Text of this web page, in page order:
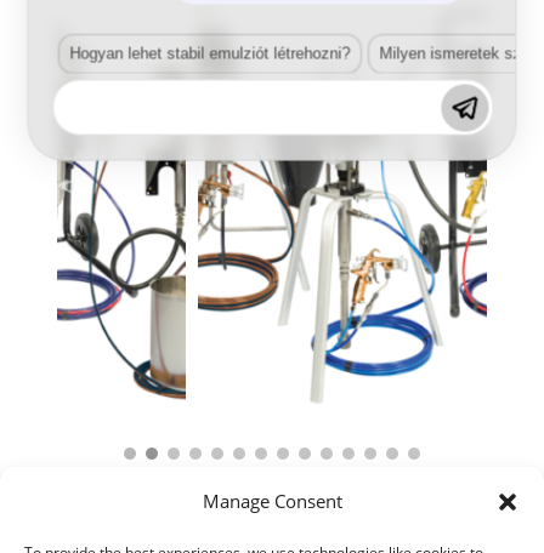
Manage Consent
Hogyan lehet stabil emulziót létrehozni? Milyen ismeretek